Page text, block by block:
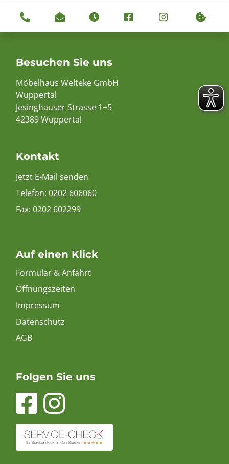
Besuchen Sie uns
Möbelhaus Welteke GmbH
Wuppertal
Jesinghauser Strasse 1+5
42389 Wuppertal
Kontakt
Jetzt E-Mail senden
Telefon: 0202 606060
Fax: 0202 602299
Auf einen Klick
Formular & Anfahrt
Öffnungszeiten
Impressum
Datenschutz
AGB
Folgen Sie uns